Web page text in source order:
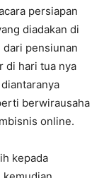
persiapan
diadakan di
dari pensiunan
di hari tua nya
berwirausaha
online.
kepada